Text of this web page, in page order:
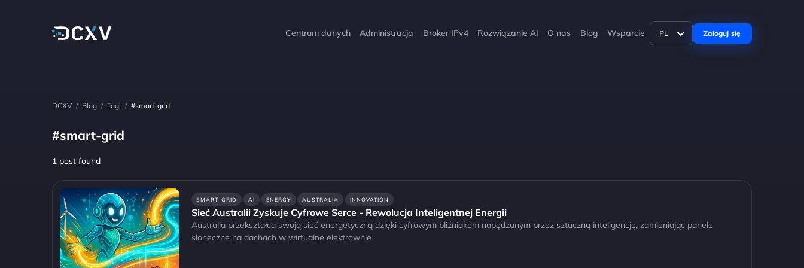
Centrum danych Administracja Broker IPv4 Rozwiązanie AI O nas Blog Wsparcie PL Zaloguj się
DCXV / Blog / Tagi / #smart-grid
#smart-grid
1 post found
SMART-GRID AI ENERGY AUSTRALIA INNOVATION
Sieć Australii Zyskuje Cyfrowe Serce - Rewolucja Inteligentnej Energii
Australia przekształca swoją sieć energetyczną dzięki cyfrowym bliźniakom napędzanym przez sztuczną inteligencję, zamieniając panele
słoneczne na dachach w wirtualne elektrownie